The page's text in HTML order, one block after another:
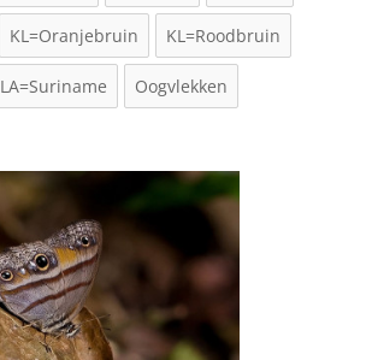
KL=Oranjebruin KL=Roodbruin
LA=Suriname Oogvlekken